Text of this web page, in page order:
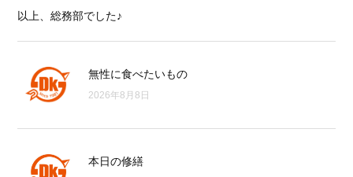
以上、総務部でした♪
無性に食べたいもの
2026年8月8日
本日の修繕